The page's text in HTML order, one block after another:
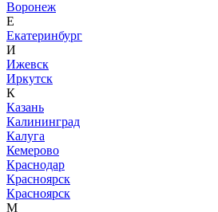
Воронеж
Е
Екатеринбург
И
Ижевск
Иркутск
К
Казань
Калининград
Калуга
Кемерово
Краснодар
Красноярск
Красноярск
М